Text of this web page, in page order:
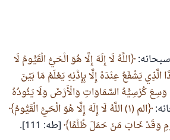
اللَّهُ لَا إِلَهَ إِلَّا هُوَ الْحَيُّ ‌الْقَيُّومُ لَا
يَشْفَعُ عِنْدَهُ إِلَّا بِإِذْنِهِ يَعْلَمُ مَا بَيْنَ
كُرْسِيُّهُ السَّمَاوَاتِ وَالْأَرْضَ وَلَا يَئُودُهُ
الم (١) اللَّهُ لَا إِلَهَ إِلَّا هُوَ الْحَيُّ ‌الْقَيُّومُ
وَقَدْ خَابَ مَنْ حَمَلَ ظُلْمًا [طه: 111].